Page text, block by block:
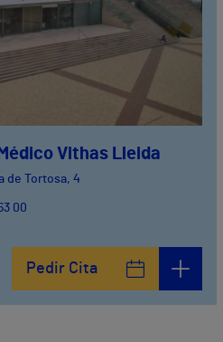
Vithas Lleida
de Tortosa, 4
00
Pedir Cita